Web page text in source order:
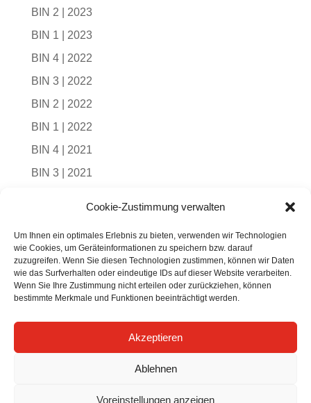
Cookie-Zustimmung verwalten
Um Ihnen ein optimales Erlebnis zu bieten, verwenden wir Technologien
wie Cookies, um Geräteinformationen zu speichern bzw. darauf
zuzugreifen. Wenn Sie diesen Technologien zustimmen, können wir Daten
wie das Surfverhalten oder eindeutige IDs auf dieser Website verarbeiten.
Wenn Sie Ihre Zustimmung nicht erteilen oder zurückziehen, können
bestimmte Merkmale und Funktionen beeinträchtigt werden.
Akzeptieren
Ablehnen
Voreinstellungen anzeigen
BIN 2 | 2023
BIN 1 | 2023
BIN 4 | 2022
BIN 3 | 2022
BIN 2 | 2022
BIN 1 | 2022
BIN 4 | 2021
BIN 3 | 2021
BIN 4 | 2020
BIN 3 | 2020
BIN 2 | 2020
BIN 2 | 2019